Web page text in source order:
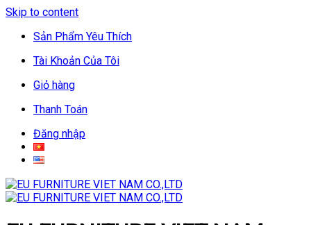
Skip to content
Sản Phẩm Yêu Thích
Tài Khoản Của Tôi
Giỏ hàng
Thanh Toán
Đăng nhập